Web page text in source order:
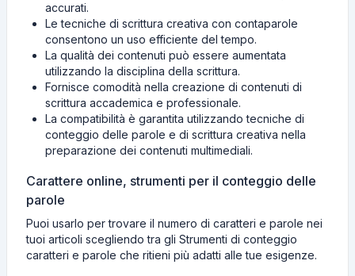
accurati.
Le tecniche di scrittura creativa con contaparole
consentono un uso efficiente del tempo.
La qualità dei contenuti può essere aumentata
utilizzando la disciplina della scrittura.
Fornisce comodità nella creazione di contenuti di
scrittura accademica e professionale.
La compatibilità è garantita utilizzando tecniche di
conteggio delle parole e di scrittura creativa nella
preparazione dei contenuti multimediali.
Carattere online, strumenti per il conteggio delle
parole
Puoi usarlo per trovare il numero di caratteri e parole nei
tuoi articoli scegliendo tra gli Strumenti di conteggio
caratteri e parole che ritieni più adatti alle tue esigenze.